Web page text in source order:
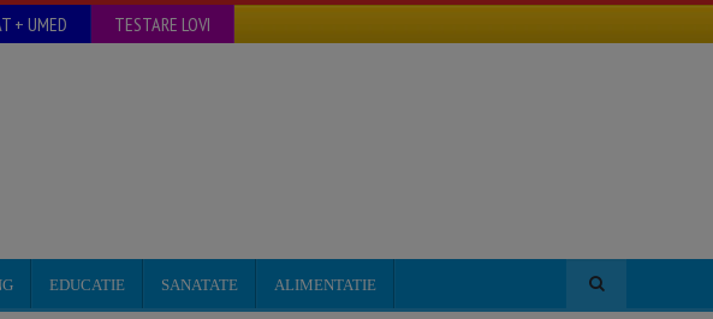
+ UMED TESTARE LOVI
EDUCATIE SANATATE ALIMENTATIE